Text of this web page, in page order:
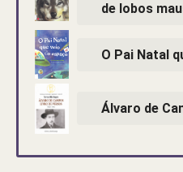
de lobos
O Pai Natal
Álvaro de